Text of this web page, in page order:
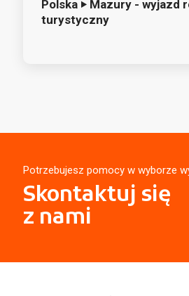
Polska ‣ Mazury - wyjazd
turystyczny
Potrzebujesz pomocy w wyborze
Skontaktuj się
z nami